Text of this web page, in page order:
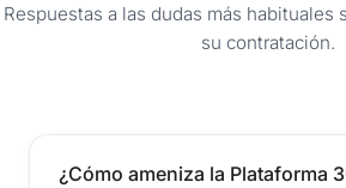
Respuestas a las dudas más habituales
su contratación.
¿Cómo ameniza la Plataforma